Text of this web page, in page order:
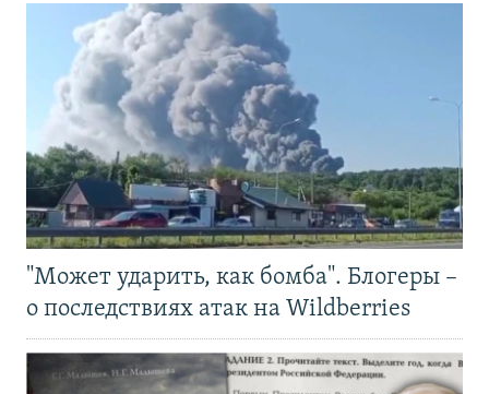
"Может ударить, как бомба". Блогеры –
о последствиях атак на Wildberries